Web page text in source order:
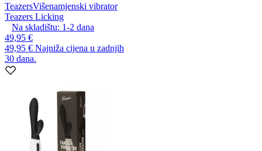
TeazersVišenamjenski vibrator
Teazers Licking
Na skladištu: 1-2 dana
49,95 €
49,95 € Najniža cijena u zadnjih
30 dana.